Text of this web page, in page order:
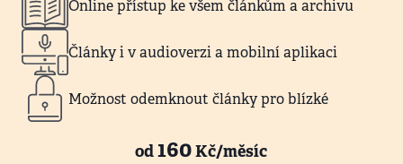
Online přístup ke všem článkům a archivu
Články i v audioverzi a mobilní aplikaci
Možnost odemknout články pro blízké
od160Kč/měsíc